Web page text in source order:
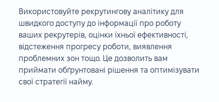
Використовуйте рекрутингову аналітику для
швидкого доступу до інформації про роботу
ваших рекрутерів, оцінки їхньої ефективності,
відстеження прогресу роботи, виявлення
проблемних зон тощо. Це дозволить вам
приймати обґрунтовані рішення та оптимізувати
свої стратегії найму.